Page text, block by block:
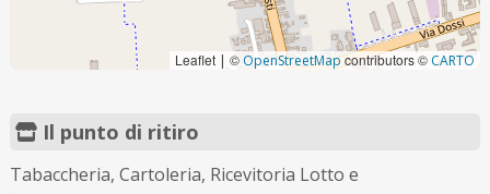
Leaflet | © OpenStreetMapcontributors © CARTO
Il punto di ritiro
Tabaccheria, Cartoleria, Ricevitoria Lotto e